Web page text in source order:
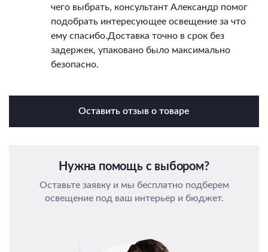
чего выбрать, консультант Александр помог
подобрать интересующее освещение за что
ему спасибо.Доставка точно в срок без
задержек, упаковано было максимально
безопасно.
Оставить отзыв о товаре
Нужна помощь с выбором?
Оставьте заявку и мы бесплатно подберем
освещение под ваш интерьер и бюджет.